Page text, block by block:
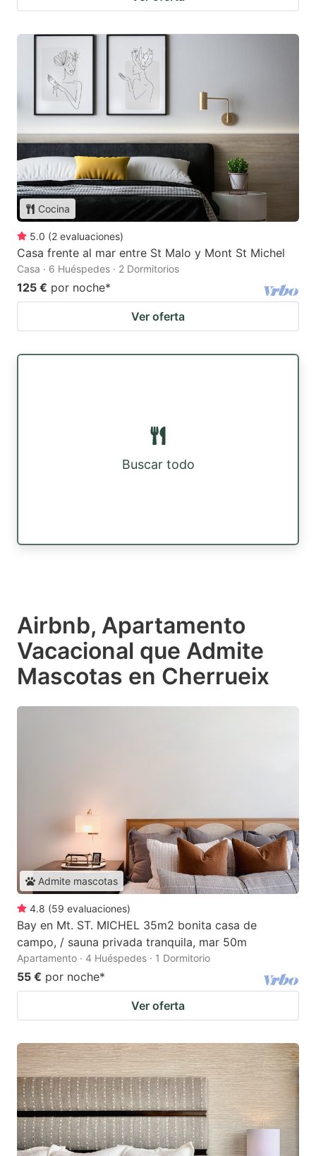
Cocina
5.0 (2 evaluaciones)
Casa frente al mar entre St Malo y Mont St Michel
Casa · 6 Huéspedes · 2 Dormitorios
125 € por noche*
Ver oferta
Buscar todo
Airbnb, Apartamento
Vacacional que Admite
Mascotas en Cherrueix
Admite mascotas
4.8 (59 evaluaciones)
Bay en Mt. ST. MICHEL 35m2 bonita casa de
campo, / sauna privada tranquila, mar 50m
Apartamento · 4 Huéspedes · 1 Dormitorio
55 € por noche*
Ver oferta